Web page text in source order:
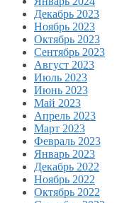
Декабрь 2023
Ноябрь 2023
Октябрь 2023
Сентябрь 2023
Август 2023
Июль 2023
Июнь 2023
Май 2023
Апрель 2023
Март 2023
Февраль 2023
Январь 2023
Декабрь 2022
Ноябрь 2022
Октябрь 2022